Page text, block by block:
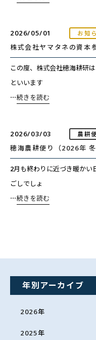
2026/05/01 お知
株式会社ヤマタネの資本
この度、株式会社穂海耕研
といいます
⋯続きを読む
2026/03/03 農耕
穂海農耕便り（2026年 冬
2月も終わりに近づき暖かい
ごしでしょ
⋯続きを読む
年別アーカイブ
2026年
2025年